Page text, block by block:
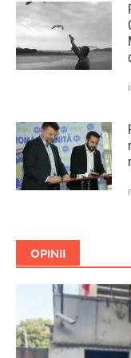
OPINII